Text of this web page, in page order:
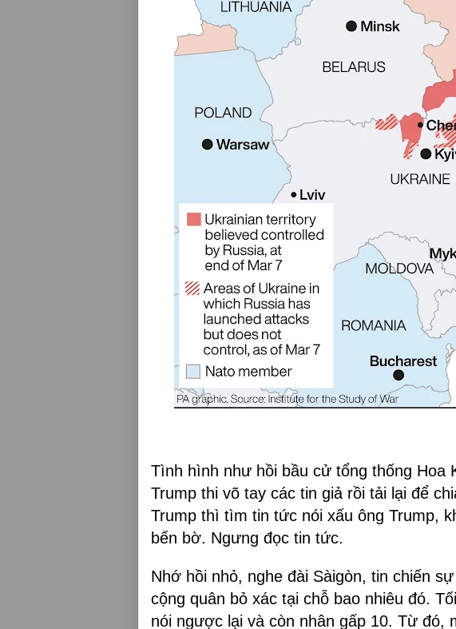
Tình hình như hồi bầu cử tổng thống Hoa
Trump thi võ tay các tin giả rồi tải lại để
Trump thì tìm tin tức nói xấu ông Trump,
bến bờ. Ngưng đọc tin tức.
Nhớ hồi nhỏ, nghe đài Sàigòn, tin chiến
cộng quân bỏ xác tại chỗ bao nhiêu đó.
nói ngược lại và còn nhân gấp 10. Từ đó,